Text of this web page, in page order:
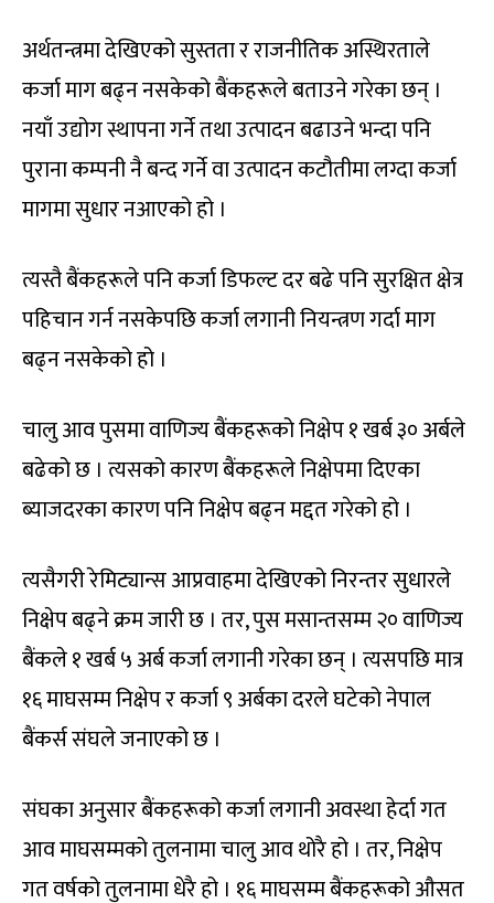
अर्थतन्त्रमा देखिएको सुस्तता र राजनीतिक अस्थिरताले
कर्जा माग बढ्न नसकेको बैंकहरूले बताउने गरेका छन् ।
नयाँ उद्योग स्थापना गर्ने तथा उत्पादन बढाउने भन्दा पनि
पुराना कम्पनी नै बन्द गर्ने वा उत्पादन कटौतीमा लग्दा कर्जा
मागमा सुधार नआएको हो ।
त्यस्तै बैंकहरूले पनि कर्जा डिफल्ट दर बढे पनि सुरक्षित क्षेत्र
पहिचान गर्न नसकेपछि कर्जा लगानी नियन्त्रण गर्दा माग
बढ्न नसकेको हो ।
चालु आव पुसमा वाणिज्य बैंकहरूको निक्षेप १ खर्ब ३० अर्बले
बढेको छ । त्यसको कारण बैंकहरूले निक्षेपमा दिएका
ब्याजदरका कारण पनि निक्षेप बढ्न मद्दत गरेको हो ।
त्यसैगरी रेमिट्यान्स आप्रवाहमा देखिएको निरन्तर सुधारले
निक्षेप बढ्ने क्रम जारी छ । तर, पुस मसान्तसम्म २० वाणिज्य
बैंकले १ खर्ब ५ अर्ब कर्जा लगानी गरेका छन् । त्यसपछि मात्र
१६ माघसम्म निक्षेप र कर्जा ९ अर्बका दरले घटेको नेपाल
बैंकर्स संघले जनाएको छ ।
संघका अनुसार बैंकहरूको कर्जा लगानी अवस्था हेर्दा गत
आव माघसम्मको तुलनामा चालु आव थोरै हो । तर, निक्षेप
गत वर्षको तुलनामा धेरै हो । १६ माघसम्म बैंकहरूको औसत